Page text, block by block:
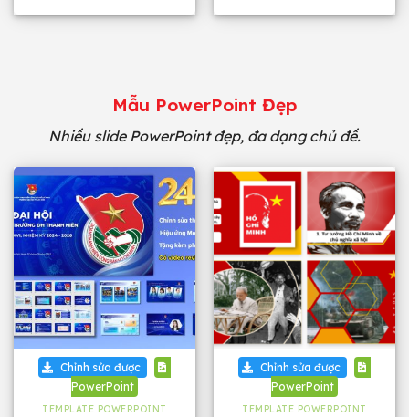
Mẫu PowerPoint Đẹp
Nhiều slide PowerPoint đẹp, đa dạng chủ đề.
Chỉnh sửa được
PowerPoint
TEMPLATE POWERPOINT
Chỉnh sửa được
PowerPoint
TEMPLATE POWERPOINT